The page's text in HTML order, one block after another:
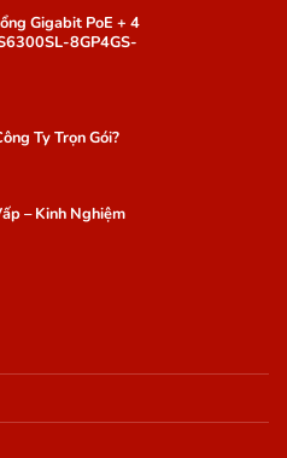
Gigabit PoE + 4
8GP4GS-
Ty Trọn Gói?
– Kinh Nghiệm